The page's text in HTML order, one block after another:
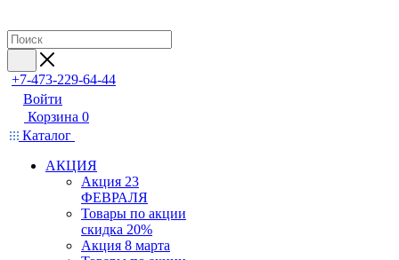
+7-473-229-64-44
Войти
Корзина 0
Каталог
АКЦИЯ
Акция 23
ФЕВРАЛЯ
Товары по акции
скидка 20%
Акция 8 марта